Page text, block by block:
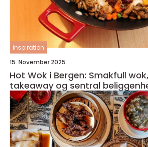
inspiration
15. November 2025
Hot Wok i Bergen: Smakfull
takeaway og sentral